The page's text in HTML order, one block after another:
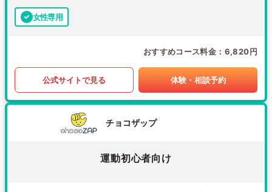
女性専用
おすすめコース料金 6,820円
公式サイトで見る 体験・相談予約
チョコザップ
運動初心者向け